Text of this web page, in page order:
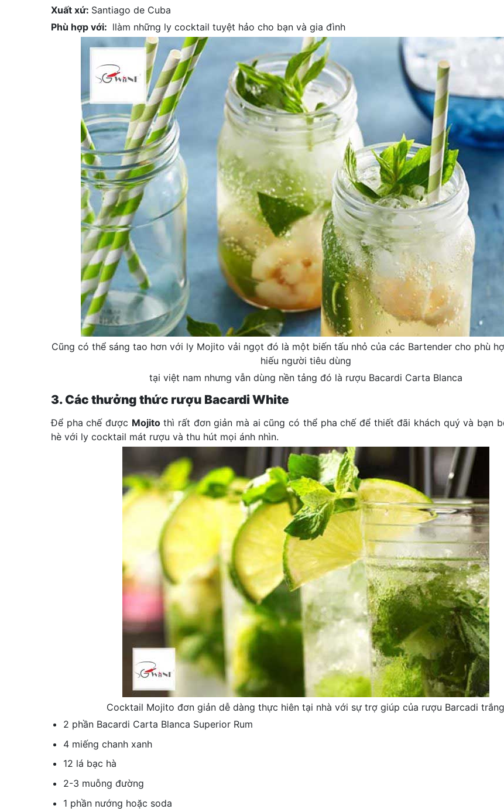
Xuất xứ: Santiago de Cuba
Phù hợp với: llàm những ly cocktail tuyệt hảo cho bạn và gia đình
Cũng có thể sáng tao hơn với ly Mojito vải ngọt đó là một biến tấu nhỏ của các Bartender cho phù
hiếu người tiêu dùng
tại việt nam nhưng vẫn dùng nền tảng đó là rượu Bacardi Carta Blanca
3. Các thưởng thức rượu Bacardi White
Để pha chế được Mojitothì rất đơn giản mà ai cũng có thể pha chế để thiết đãi khách quý và bạn
hè với ly cocktail mát rượu và thu hút mọi ánh nhìn.
Cocktail Mojito đơn giản dễ dàng thực hiên tại nhà với sự trợ giúp của rượu Barcadi trắng
2 phần Bacardi Carta Blanca Superior Rum
4 miếng chanh xanh
12 lá bạc hà
2-3 muỗng đường
1 phần nướng hoặc soda